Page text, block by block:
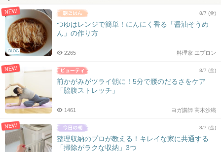
NEW
BLOG
8/7 (金)
つゆはレンジで簡単！にんにく香る「醤油そうめ
ん」の作り方
料理家 エプロン
2265
NEW 8/7 (金)
前かがみがツライ朝に！5分で腰のだるさをケア
「脇腹ストレッチ」
ヨガ講師 高木沙織
1461
NEW 8/7 (金)
整理収納のプロが教える！キレイな家に共通する
「掃除がラクな収納」3つ